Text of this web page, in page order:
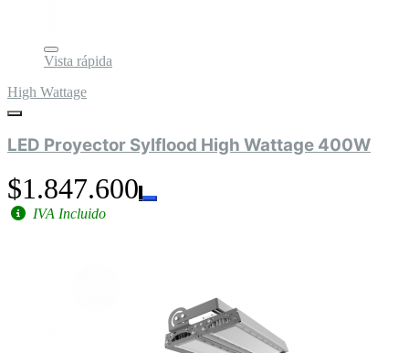
Vista rápida
High Wattage
LED Proyector Sylflood High Wattage 400W
$1.847.600
IVA Incluido